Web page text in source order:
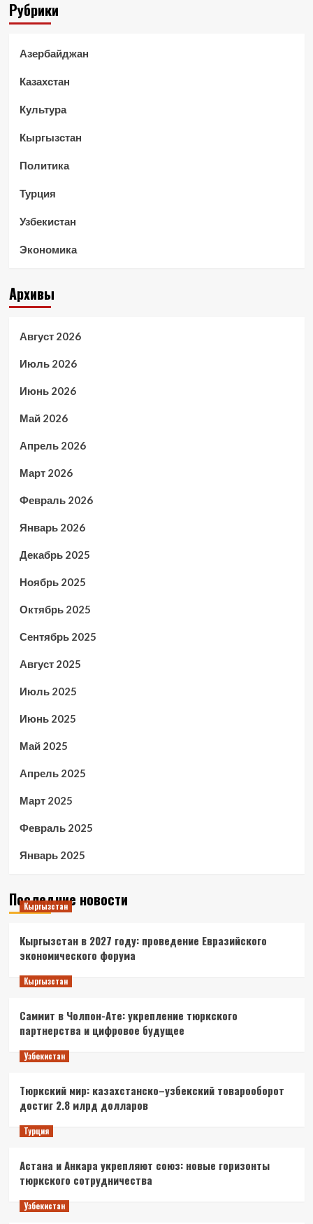
Рубрики
Азербайджан
Казахстан
Культура
Кыргызстан
Политика
Турция
Узбекистан
Экономика
Архивы
Август 2026
Июль 2026
Июнь 2026
Май 2026
Апрель 2026
Март 2026
Февраль 2026
Январь 2026
Декабрь 2025
Ноябрь 2025
Октябрь 2025
Сентябрь 2025
Август 2025
Июль 2025
Июнь 2025
Май 2025
Апрель 2025
Март 2025
Февраль 2025
Январь 2025
Последние новости
Кыргызстан
Кыргызстан в 2027 году: проведение Евразийского
экономического форума
Кыргызстан
Саммит в Чолпон-Ате: укрепление тюркского
партнерства и цифровое будущее
Узбекистан
Тюркский мир: казахстанско–узбекский товарооборот
достиг 2.8 млрд долларов
Турция
Астана и Анкара укрепляют союз: новые горизонты
тюркского сотрудничества
Узбекистан